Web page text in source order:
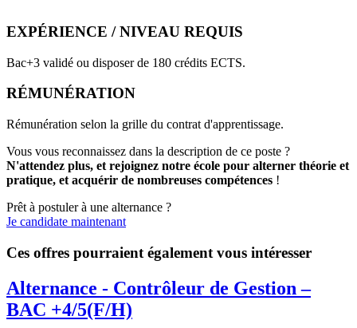
EXPÉRIENCE / NIVEAU REQUIS
Bac+3 validé ou disposer de 180 crédits ECTS.
RÉMUNÉRATION
Rémunération selon la grille du contrat d'apprentissage.
Vous vous reconnaissez dans la description de ce poste ?
N'attendez plus, et rejoignez notre école pour alterner théorie et
pratique, et acquérir de nombreuses compétences !
Prêt à postuler à une alternance ?
Je candidate maintenant
Ces offres pourraient également vous intéresser
Alternance - Contrôleur de Gestion –
BAC +4/5(F/H)